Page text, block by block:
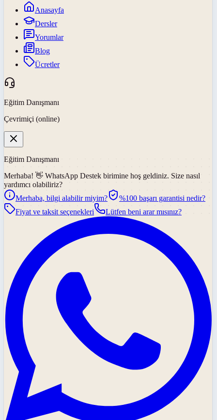
Anasayfa
Dersler
Yorumlar
Blog
Ücretler
Eğitim Danışmanı
Çevrimiçi (online)
Eğitim Danışmanı
Merhaba! 👋 WhatsApp Destek birimine hoş geldiniz. Size nasıl
yardımcı olabiliriz?
Merhaba, bilgi alabilir miyim?
%100 başarı garantisi nedir?
Fiyat ve taksit seçenekleri
Lütfen beni arar mısınız?